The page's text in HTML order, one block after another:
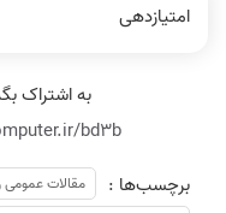
امتیازدهی
bd3b
برچسب‌ها :
مقالات عمومی